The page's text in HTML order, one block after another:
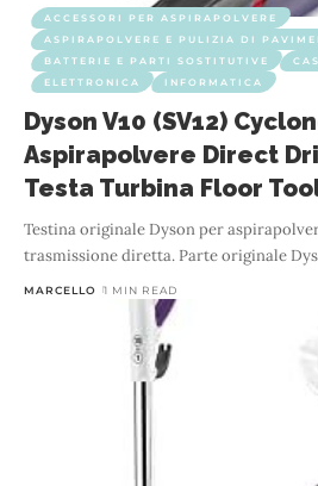
ACCESSORI PER ASPIRAPOLVERE
ASPIRAPOLVERE E PULIZIA DI
BATTERIE E PARTI SOSTITUTIVE
ELETTRONICA
INFORMATICA
Dyson V10 (SV12)
Aspirapolvere Direct
Testa Turbina Floor
Testina originale Dyson per
trasmissione diretta. Parte originale
MARCELLO 1 MIN READ